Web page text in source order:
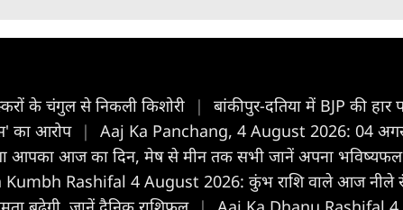
के चंगुल से निकली किशोरी | बांकीपुर-दतिया में BJP की हार
का आरोप |
Aaj Ka Panchang, 4 August 2026: 04
आपका आज का द‍िन, मेष से मीन तक सभी जानें अपना भविष्यफल
Kumbh Rashifal 4 August 2026: कुंभ राशि वाले आज नीले